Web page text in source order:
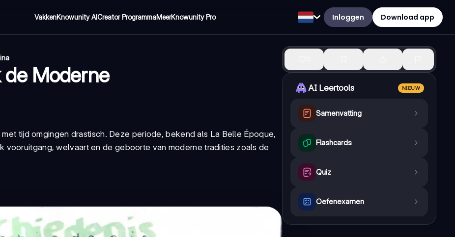
VakkenKnowunity AICreator ProgrammaMeerKnowunity Pro Inloggen Download app
Moderne
tijd omgingen drastisch. Deze periode, bekend als La Belle Époque,
vooruitgang, welvaart en de geboorte van moderne tradities zoals de
AI Leertools NIEUW
Samenvatting
Flashcards
Quiz
Oefenexamen